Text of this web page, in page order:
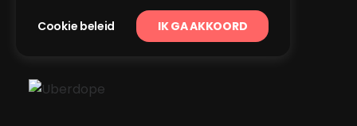
Cookie beleid IK GA AKKOORD